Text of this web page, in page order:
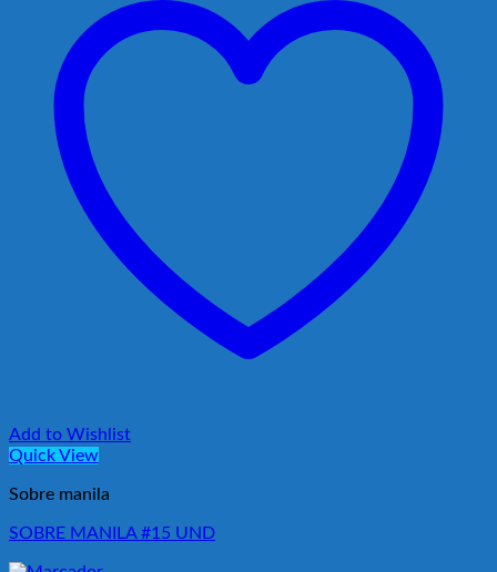
Add to Wishlist
Quick View
Sobre manila
SOBRE MANILA #15 UND